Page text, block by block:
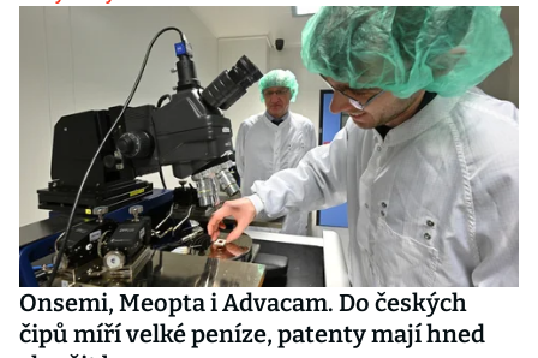
Onsemi, Meopta i Advacam. Do českých
čipů míří velké peníze, patenty mají hned